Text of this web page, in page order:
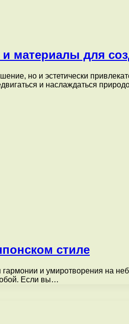
материалы для
но и эстетически
и наслаждаться
стиле
и умиротворения на
Если вы…